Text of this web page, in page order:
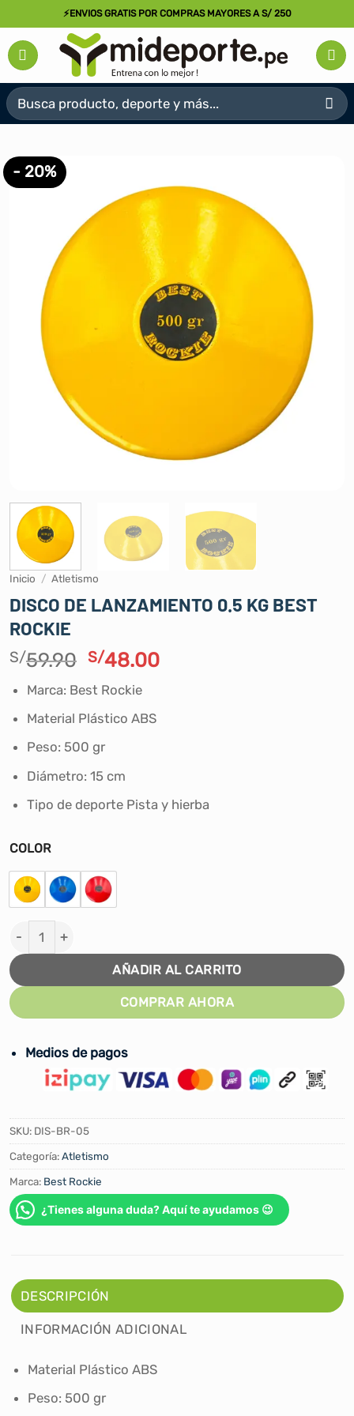
al
contenido
⚡ENVIOS GRATIS POR COMPRAS MAYORES A S/ 250
Buscar
por:
- 20%
Inicio / Atletismo
DISCO DE LANZAMIENTO 0.5 KG BEST
ROCKIE
S/59.90 El
original
era:
S/59.90.
S/48.00El
Marca: Best Rockie
Material ‎Plástico ABS
Peso: 500 gr
Diámetro: 15 cm
Tipo de deporte ‎Pista y hierba
COLOR
DISCO DE LANZAMIENTO 0.5 KG BEST ROCKIE cantidad
AÑADIR AL CARRITO
COMPRAR AHORA
Medios de pagos
SKU: DIS-BR-05
Categoría:Atletismo
Marca: Best Rockie
¿Tienes alguna duda? Aquí te ayudamos 😉
DESCRIPCIÓN
INFORMACIÓN ADICIONAL
Material ‎Plástico ABS
Peso: 500 gr